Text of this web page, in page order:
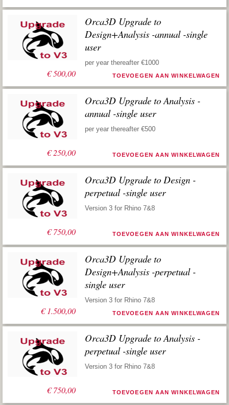
€500,00
Orca3D Upgrade to
Design+Analysis -annual -single
user
per year thereafter €1000
TOEVOEGEN AAN WINKELWAGEN
€250,00
Orca3D Upgrade to Analysis -
annual -single user
per year thereafter €500
TOEVOEGEN AAN WINKELWAGEN
€750,00
Orca3D Upgrade to Design -
perpetual -single user
Version 3 for Rhino 7&8
TOEVOEGEN AAN WINKELWAGEN
€1.500,00
Orca3D Upgrade to
Design+Analysis -perpetual -
single user
Version 3 for Rhino 7&8
TOEVOEGEN AAN WINKELWAGEN
€750,00
Orca3D Upgrade to Analysis -
perpetual -single user
Version 3 for Rhino 7&8
TOEVOEGEN AAN WINKELWAGEN